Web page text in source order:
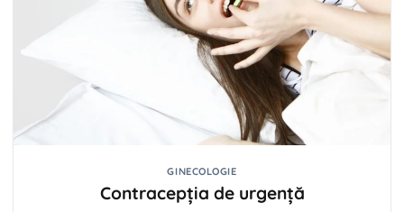
GINECOLOGIE
Contracepția de urgență